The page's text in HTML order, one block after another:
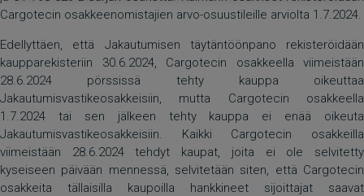
Cargotecin osakkeenomistajien arvo-osuustileille arviolta 1.7.2024.
Edellyttäen, että Jakautumisen täytäntöönpano rekisteröidään
kaupparekisteriin 30.6.2024, Cargotecin osakkeella viimeistään
28.6.2024 pörssissä tehty kauppa oikeuttaa
Jakautumisvastikeosakkeisiin, mutta Cargotecin osakkeella
1.7.2024 tai sen jälkeen tehty kauppa ei enää oikeuta
Jakautumisvastikeosakkeisiin. Kaikki Cargotecin osakkeilla
viimeistään 28.6.2024 tehdyt kaupat, joita ei ole selvitetty
kyseiseen päivään mennessä, selvitetään siten, että Cargotecin
osakkeita tällaisilla kaupoilla hankkineet sijoittajat saavat